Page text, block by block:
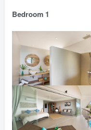
Bedroom 1